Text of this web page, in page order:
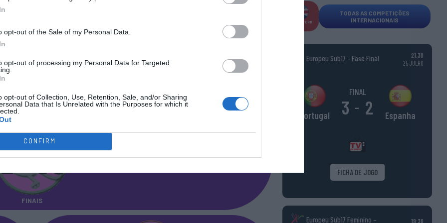
opt-out of the Sale of my Personal Data.
opt-out of processing my Personal Data for Targeted
opt-out of Collection, Use, Retention, Sale, and/or Sharing
Data that Is Unrelated with the Purposes for which it
CONFIRM
NACIONAL SUB-15
FINAIS
INGLATERR
TODAS AS COMPETIÇÕES
INTERNACIONAIS
Europeu Sub17 - Fase Final
21:30
25 JULHO
Portugal
FINAL
3 - 2 Espanha
FICHA DE JOGO
Europeu Sub17 Feminino –
19:30